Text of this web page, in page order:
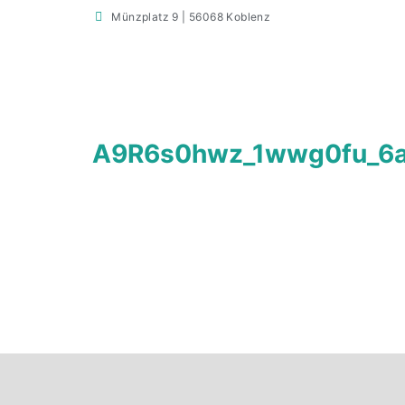
Münzplatz 9 | 56068 Koblenz